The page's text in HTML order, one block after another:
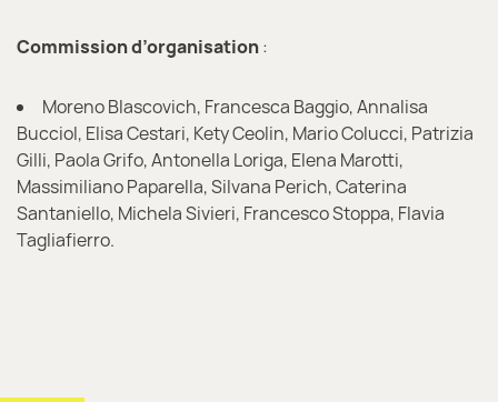
Commission d’organisation:
Moreno Blascovich, Francesca Baggio, Annalisa
Bucciol, Elisa Cestari, Kety Ceolin, Mario Colucci, Patrizia
Gilli, Paola Grifo, Antonella Loriga, Elena Marotti,
Massimiliano Paparella, Silvana Perich, Caterina
Santaniello, Michela Sivieri, Francesco Stoppa, Flavia
Tagliafierro.